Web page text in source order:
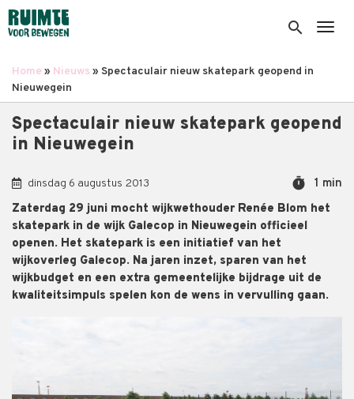
Overslaan
en
inhoud
gaan
search
Kruimelpad
Home Nieuws
Spectaculair nieuw skatepark geopend in
Nieuwegein
Spectaculair nieuw skatepark geopend
in Nieuwegein
dinsdag 6 augustus 2013 timer
1 min
Zaterdag 29 juni mocht wijkwethouder Renée Blom het
skatepark in de wijk Galecop in Nieuwegein officieel
openen. Het skatepark is een initiatief van het
wijkoverleg Galecop. Na jaren inzet, sparen van het
wijkbudget en een extra gemeentelijke bijdrage uit de
kwaliteitsimpuls spelen kon de wens in vervulling gaan.